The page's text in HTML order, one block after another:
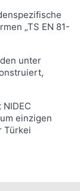
„TS EN 81-
unter
einzigen
Türkei